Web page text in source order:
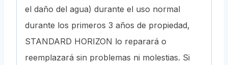
el daño del agua) durante el uso normal
durante los primeros 3 años de propiedad,
STANDARD HORIZON lo reparará o
reemplazará sin problemas ni molestias. Si